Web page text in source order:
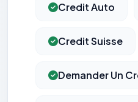
Credit Auto
Credit Suisse
Demander Un